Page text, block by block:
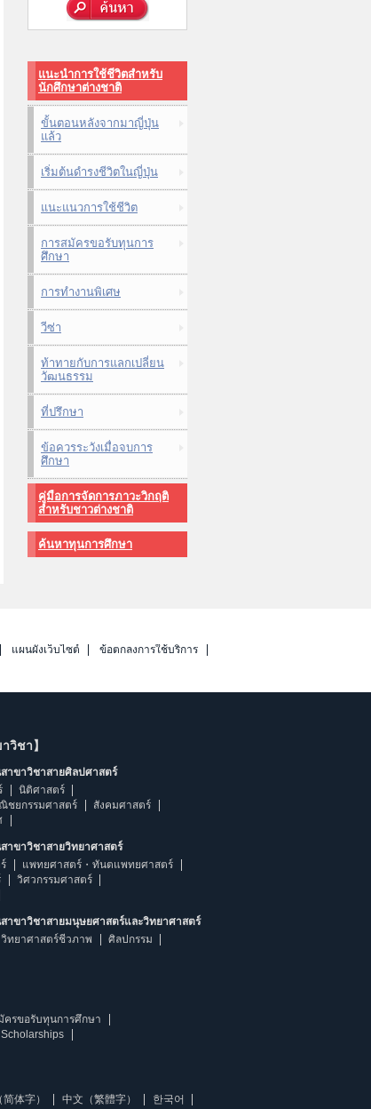
แนะนำการใช้ชีวิตสำหรับ
นักศึกษาต่างชาติ
ขั้นตอนหลังจากมาญี่ปุ่น
แล้ว
เริ่มต้นดำรงชีวิตในญี่ปุ่น
แนะแนวการใช้ชีวิต
การสมัครขอรับทุนการ
ศึกษา
การทำงานพิเศษ
วีซ่า
ท้าทายกับการแลกเปลี่ยน
วัฒนธรรม
ที่ปรึกษา
ข้อควรระวังเมื่อจบการ
ศึกษา
คู่มือการจัดการภาวะวิกฤติ
สำหรับชาวต่างชาติ
ค้นหาทุนการศึกษา
แผนผังเว็บไซต์
ข้อตกลงการใช้บริการ
วิชา】
าขาวิชาสายศิลปศาสตร์
นิติศาสตร์
ชยกรรมศาสตร์
สังคมศาสตร์
าขาวิชาสายวิทยาศาสตร์
แพทยศาสตร์・ทันตแพทยศาสตร์
วิศวกรรมศาสตร์
าขาวิชาสายมนุษยศาสตร์และวิทยาศาสตร์
วิทยาศาสตร์ชีวภาพ
ศิลปกรรม
ครขอรับทุนการศึกษา
体字） 中文（繁體字）
한국어